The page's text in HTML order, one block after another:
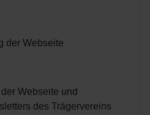
der Webseite
Webseite und
des Trägervereins